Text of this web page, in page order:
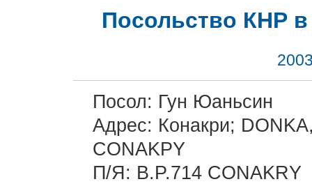
Посольство КНР в
Посол: Гун Юаньсин
Адрес: Конакри;
CONAKPY
П/Я: B.P.714 CONAKRY